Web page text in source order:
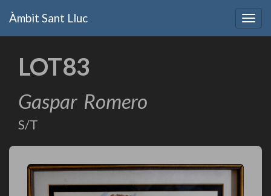
Àmbit Sant Lluc
LOT83
Gaspar Romero
S/T